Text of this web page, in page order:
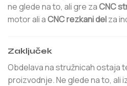
ne glede na to, ali gre zaCNC
motor ali aCNC rezkani delza
Zaključek
Obdelava na stružnicah ostaja
proizvodnje. Ne glede na to, ali